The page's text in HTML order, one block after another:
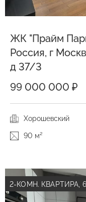
ЖК "Прайм
Россия, г
д 37/3
99 000 000 ₽
Хорошевский
90 м²
2-КОМН. КВАРТИРА,